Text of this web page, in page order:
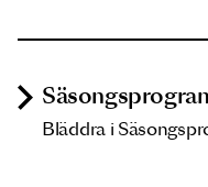
Bläddra i